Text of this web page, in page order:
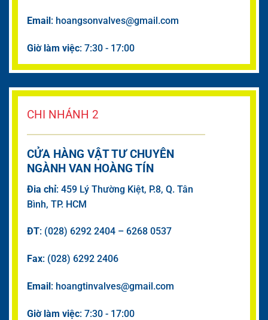
Email: hoangsonvalves@gmail.com
Giờ làm việc: 7:30 - 17:00
CHI NHÁNH 2
CỬA HÀNG VẬT TƯ CHUYÊN
NGÀNH VAN HOÀNG TÍN
Đia chỉ: 459 Lý Thường Kiệt, P.8, Q. Tân
Bình, TP. HCM
ĐT: (028) 6292 2404 – 6268 0537
Fax: (028) 6292 2406
Email: hoangtinvalves@gmail.com
Giờ làm việc: 7:30 - 17:00